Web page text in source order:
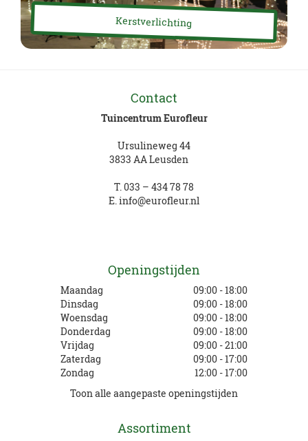
Kerstverlichting
Contact
Tuincentrum Eurofleur
Ursulineweg 44
3833 AA Leusden
T.033 – 434 78 78
E.info@eurofleur.nl
Openingstijden
Maandag
09:00 - 18:00
Dinsdag
09:00 - 18:00
Woensdag
09:00 - 18:00
Donderdag
09:00 - 18:00
Vrijdag
09:00 - 21:00
Zaterdag
09:00 - 17:00
Zondag
12:00 - 17:00
Toon alle aangepaste openingstijden
Assortiment